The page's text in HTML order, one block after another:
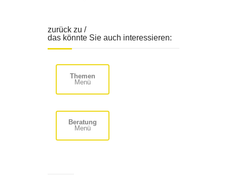
zurück zu /
das könnte Sie auch interessieren:
Themen
Menü
Beratung
Menü